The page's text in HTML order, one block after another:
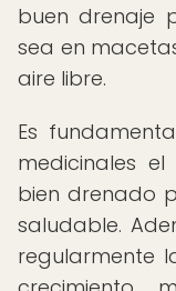
buen drenaje
sea en
aire libre.
Es
medicinales
bien drenado
saludable.
regularmente